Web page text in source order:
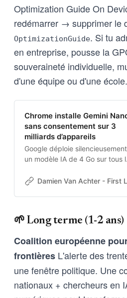
Optimization Guide On
redémarrer → supprimer le
OptimizationGuide. Si tu
en entreprise, pousse la
souveraineté individuelle,
d'une équipe ou d'une école.
Chrome installe Gemini
sans consentement sur 3
milliards d’appareils
Google déploie silencieusement
un modèle IA de 4 Go sur tous
l’autorisation. Les utilisateurs
Damien Van Achter - First
🌱 Long terme (1-2 ans)
Coalition européenne
frontières L'alerte des
une fenêtre politique. Une
nationaux + chercheurs en